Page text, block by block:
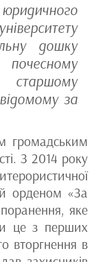
дошку
за
громадським
З 2014 року
орденом «За
яке
це з перших
вторгнення в